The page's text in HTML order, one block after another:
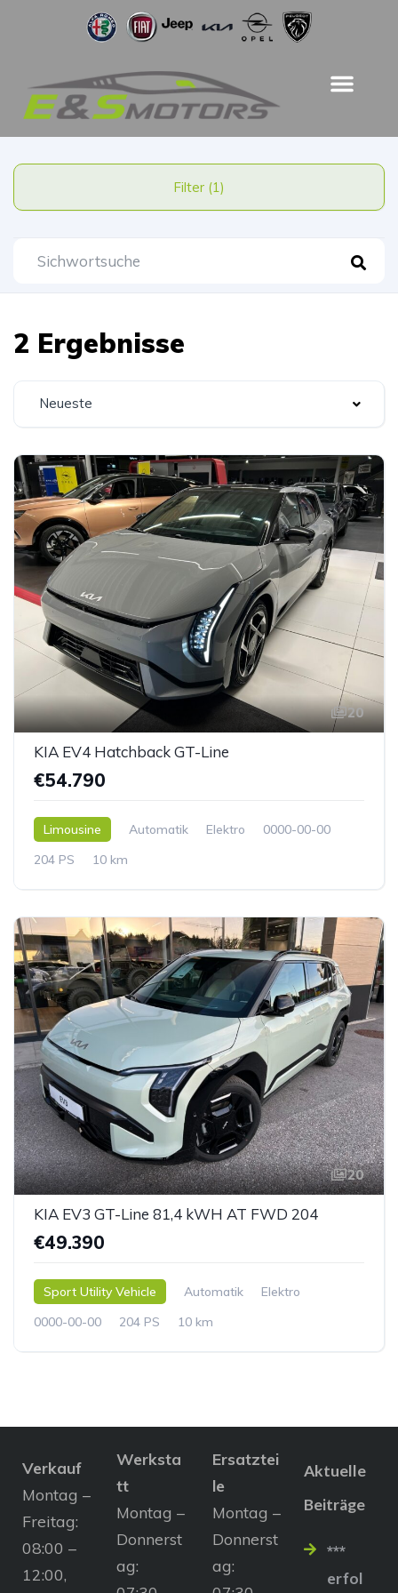
Filter (1)
2 Ergebnisse
Neueste
20
KIA EV4 Hatchback GT-Line
€54.790
Limousine Automatik Elektro
0000-00-00
204 PS
10 km
20
KIA EV3 GT-Line 81,4 kWH AT FWD 204
€49.390
Sport Utility Vehicle Automatik
Elektro
0000-00-00
204 PS 10 km
Verkauf
Montag –
Freitag:
08:00 –
12:00,
Werksta
tt
Montag –
Donnerst
ag:
Ersatztei
le
Montag –
Donnerst
ag:
Aktuelle
Beiträge
***
erfol